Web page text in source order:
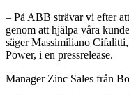
– På ABB strävar vi efter
genom att hjälpa våra
säger Massimiliano
Power, i en pressrelease.
Manager Zinc Sales från